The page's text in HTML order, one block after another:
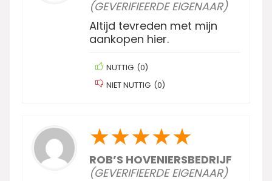
(GEVERIFIEERDE EIGENAAR)
Altijd tevreden met mijn
aankopen hier.
NUTTIG (0)
NIET NUTTIG (0)
★★★★★
ROB’S HOVENIERSBEDRIJF
(GEVERIFIEERDE EIGENAAR)